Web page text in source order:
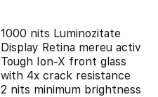
1000 nits Luminozitate
Display Retina mereu activ
Tough Ion-X front glass
with 4x crack resistance
2 nits minimum brightness